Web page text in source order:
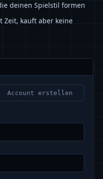
deinen Spielstil formen
Zeit, kauft aber keine
Account erstellen